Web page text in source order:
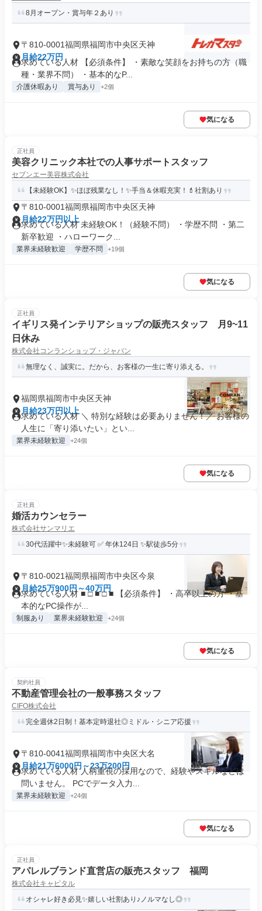
8月オープン・賞与年２あり
〒810-0001福岡県福岡市中央区天神
月給22万円
求めている人材 【必須条件】 ・素敵な笑顔をお持ちの方（職
種・業界不問） ・基本的なP...
介護休暇あり 賞与あり +2個
気になる
正社員
美容クリニック本社での人事サポートスタッフ
セブンエー美容株式会社
【未経験OK】✨ほぼ残業なし！✨手当＆休暇充実！💄社割あり
〒810-0001福岡県福岡市中央区天神
月給22万円以上
求めている人材 未経験OK！（経験不問） ・学歴不問 ・第二
新卒歓迎 ・ハローワーク...
業界未経験歓迎 学歴不問 +19個
気になる
正社員
イギリス発インテリアショップの販売スタッフ 月9~11
日休み
株式会社コンランショップ・ジャパン
無理なく、誠実に。だから、お客様の一生に寄り添える。
福岡県福岡市中央区天神
月給23万円以上
求めている人材 ＼ 特別な経験は必要ありません！／ お客様の
人生に「寄り添いたい」とい...
業界未経験歓迎 +24個
気になる
正社員
婚活カウンセラー
株式会社サンマリエ
30代活躍中✨未経験可 ✅ 年休124日 ✨駅徒歩5分
〒810-0021福岡県福岡市中央区今泉
月給25万900円～40万円
求めている人材 ■ □ ■ □ ■ 【必須条件】 ・高卒以上の方 ・基
本的なPC操作が...
制服あり 業界未経験歓迎 +24個
気になる
契約社員
不動産管理会社の一般事務スタッフ
CIFO株式会社
完全週休2日制！基本定時退社◎ミドル・シニア応援
〒810-0041福岡県福岡市中央区大名
月給21万6000円～23万200円
求めている人材 人柄重視の採用なので、経験やスキルなどは
問いません。 PCでデータ入力...
業界未経験歓迎 +24個
気になる
正社員
アパレルブランド直営店の販売スタッフ 福岡
株式会社キャピタル
オシャレ好き必見✨嬉しい社割あり♪ノルマなし◎